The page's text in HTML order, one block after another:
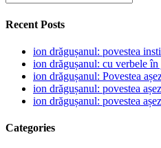
Recent Posts
ion drăgușanul: povestea
ion drăgușanul: cu verbele în
ion drăgușanul: Povestea
ion drăgușanul: povestea
ion drăgușanul: povestea
Categories